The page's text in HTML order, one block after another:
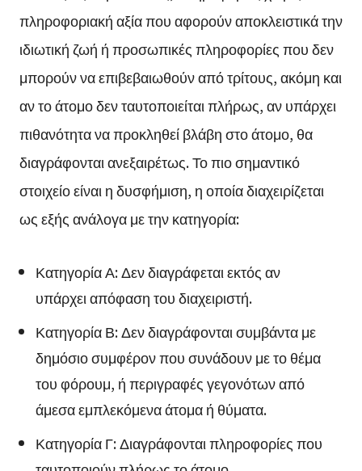
πληροφοριακή αξία που αφορούν αποκλειστικά την
ιδιωτική ζωή ή προσωπικές πληροφορίες που δεν
μπορούν να επιβεβαιωθούν από τρίτους, ακόμη και
αν το άτομο δεν ταυτοποιείται πλήρως, αν υπάρχει
πιθανότητα να προκληθεί βλάβη στο άτομο, θα
διαγράφονται ανεξαιρέτως. Το πιο σημαντικό
στοιχείο είναι η δυσφήμιση, η οποία διαχειρίζεται
ως εξής ανάλογα με την κατηγορία:
Κατηγορία Α: Δεν διαγράφεται εκτός αν
υπάρχει απόφαση του διαχειριστή.
Κατηγορία Β: Δεν διαγράφονται συμβάντα με
δημόσιο συμφέρον που συνάδουν με το θέμα
του φόρουμ, ή περιγραφές γεγονότων από
άμεσα εμπλεκόμενα άτομα ή θύματα.
Κατηγορία Γ: Διαγράφονται πληροφορίες που